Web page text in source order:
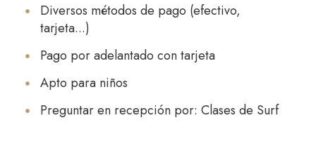
Diversos métodos de pago (efectivo,
tarjeta...)
Pago por adelantado con tarjeta
Apto para niños
Preguntar en recepción por: Clases de Surf